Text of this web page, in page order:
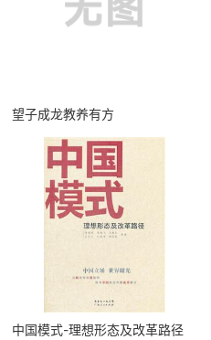
望子成龙教养有方
中国模式-理想形态及改革路径